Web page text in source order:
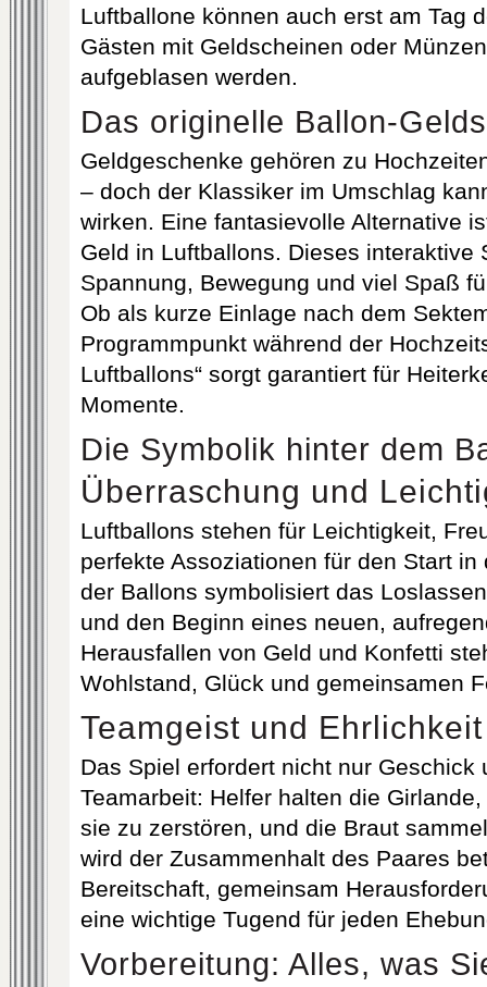
Luftballone können auch erst am Tag
Gästen mit Geldscheinen oder
aufgeblasen werden.
Das originelle Ballon-
Geldgeschenke gehören zu
– doch der Klassiker im Umschlag
wirken. Eine fantasievolle Alternative
Geld in Luftballons. Dieses interaktive
Spannung, Bewegung und viel Spaß
Ob als kurze Einlage nach dem
Programmpunkt während der
Luftballons“ sorgt garantiert für
Momente.
Die Symbolik hinter dem
Überraschung und
Luftballons stehen für Leichtigkeit,
perfekte Assoziationen für den Start
der Ballons symbolisiert das
und den Beginn eines neuen,
Herausfallen von Geld und Konfetti
Wohlstand, Glück und gemeinsamen
Teamgeist und Ehrlichkeit
Das Spiel erfordert nicht nur Geschick
Teamarbeit: Helfer halten die
sie zu zerstören, und die Braut
wird der Zusammenhalt des Paares
Bereitschaft, gemeinsam
eine wichtige Tugend für jeden
Vorbereitung: Alles, was